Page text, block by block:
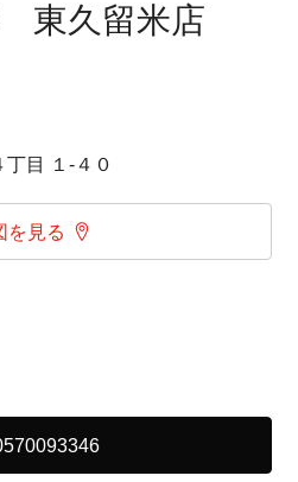
東久留米店
目 １‐４０
を見る